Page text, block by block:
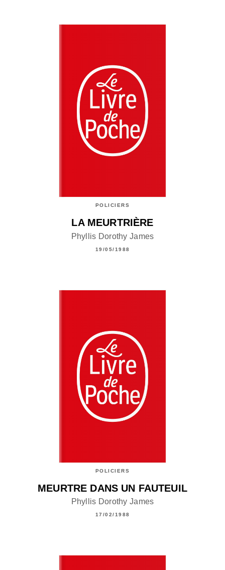
POLICIERS
LA MEURTRIÈRE
Phyllis Dorothy James
19/05/1988
POLICIERS
MEURTRE DANS UN FAUTEUIL
Phyllis Dorothy James
17/02/1988